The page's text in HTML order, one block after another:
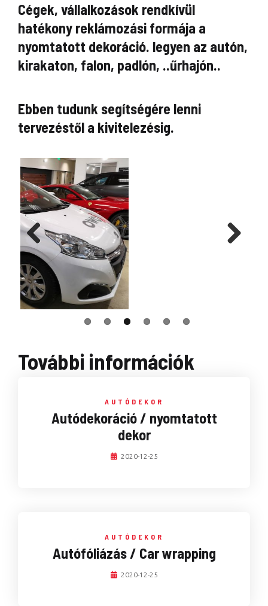
Cégek, vállalkozások rendkívül
hatékony reklámozási formája a
nyomtatott dekoráció. legyen az autón,
kirakaton, falon, padlón, ..űrhajón..
Ebben tudunk segítségére lenni
tervezéstől a kivitelezésig.
Previous
További információk
AUTÓDEKOR
Autódekoráció / nyomtatott
dekor
2020-12-25
AUTÓDEKOR
Autófóliázás / Car wrapping
2020-12-25